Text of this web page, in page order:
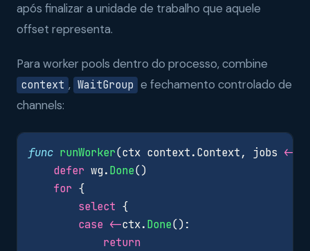
após finalizar a unidade de trabalho que aquele
offset representa.
Para worker pools dentro do processo, combine
context , WaitGroup e fechamento controlado de
channels:
func runWorker(ctx context.Context, jobs <-
defer wg.Done()
for {
select {
case <-ctx.Done():
return